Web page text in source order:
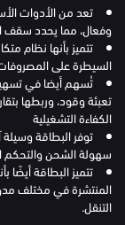
تعد من الأدوات
وفعال، مما يحدد سقف
تتميز بأنها نظام
السيطرة على
تُسهم أيضا في
تعبئة وقود، وربطها
الكفاءة التشغيلية
توفر البطاقة وسيلة
سهولة الشحن والتحكم
تتميز البطاقة
المنتشرة في مختلف مدن
التنقل.